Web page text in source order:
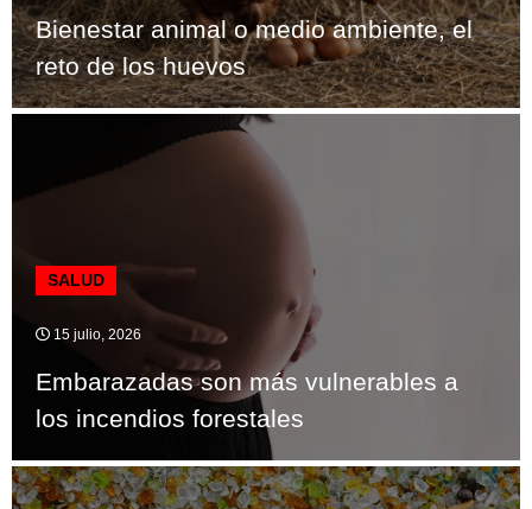
Bienestar animal o medio ambiente, el
reto de los huevos
SALUD
15 julio, 2026
Embarazadas son más vulnerables a
los incendios forestales